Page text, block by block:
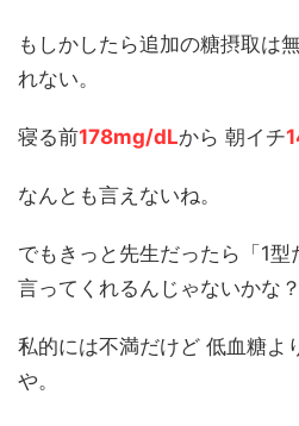
もしかしたら追加の糖摂取は
れない。
寝る前178mg/dLから 朝イチ
なんとも言えないね。
でもきっと先生だったら「1
言ってくれるんじゃないかな？
私的には不満だけど 低血糖よ
や。